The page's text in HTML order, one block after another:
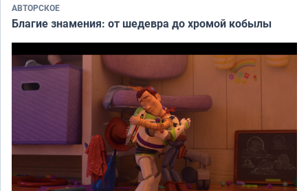
АВТОРСКОЕ
Благие знамения: от шедевра до хромой кобылы